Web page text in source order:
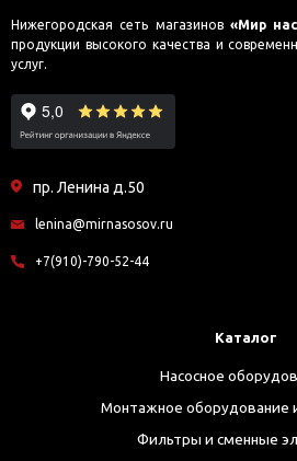
Нижегородская сеть магазинов «Мир
продукции высокого качества и
услуг.
пр. Ленина д.50
lenina@mirnasosov.ru
+7(910)-790-52-44
Каталог
Насосное
Монтажное оборудование
Фильтры и сменные